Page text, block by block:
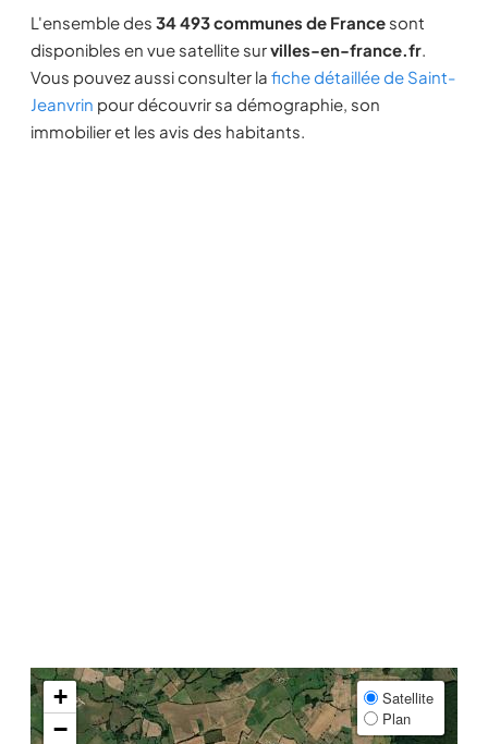
L'ensemble des 34 493 communes de France sont
disponibles en vue satellite survilles-en-france.fr.
Vous pouvez aussi consulter la fiche détaillée de Saint-
Jeanvrin pour découvrir sa démographie, son
immobilier et les avis des habitants.
+
−
Satellite
Plan